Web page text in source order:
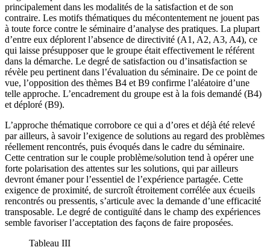
principalement dans les modalités de la satisfaction et de son
contraire. Les motifs thématiques du mécontentement ne jouent pas
à toute force contre le séminaire d’analyse des pratiques. La plupart
d’entre eux déplorent l’absence de directivité (A1, A2, A3, A4), ce
qui laisse présupposer que le groupe était effectivement le référent
dans la démarche. Le degré de satisfaction ou d’insatisfaction se
révèle peu pertinent dans l’évaluation du séminaire. De ce point de
vue, l’opposition des thèmes B4 et B9 confirme l’aléatoire d’une
telle approche. L’encadrement du groupe est à la fois demandé (B4)
et déploré (B9).
L’approche thématique corrobore ce qui a d’ores et déjà été relevé
par ailleurs, à savoir l’exigence de solutions au regard des problèmes
réellement rencontrés, puis évoqués dans le cadre du séminaire.
Cette centration sur le couple problème/solution tend à opérer une
forte polarisation des attentes sur les solutions, qui par ailleurs
devront émaner pour l’essentiel de l’expérience partagée. Cette
exigence de proximité, de surcroît étroitement corrélée aux écueils
rencontrés ou pressentis, s’articule avec la demande d’une efficacité
transposable. Le degré de contiguïté dans le champ des expériences
semble favoriser l’acceptation des façons de faire proposées.
Tableau III